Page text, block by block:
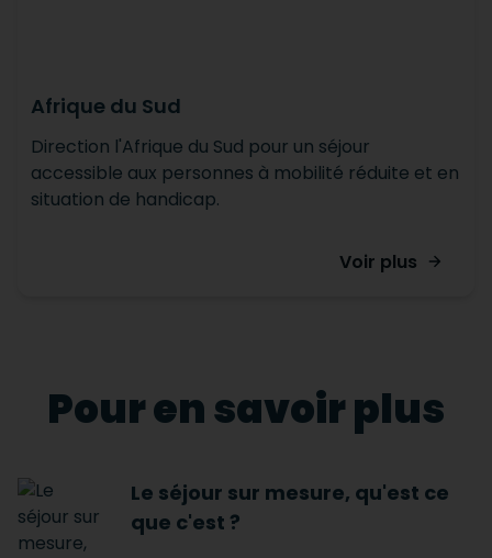
Afrique du Sud
Direction l'Afrique du Sud pour un séjour
accessible aux personnes à mobilité réduite et en
situation de handicap.
Voir plus
Pour en savoir plus
Le séjour sur mesure, qu'est ce
que c'est ?